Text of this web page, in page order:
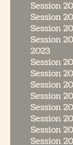
Session
Session
Session
Session
2023
Session
Session
Session
Session
Session
Session
Session
Session